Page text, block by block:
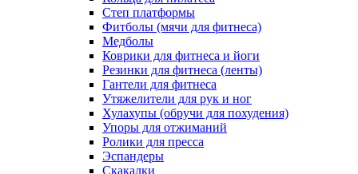
Степ платформы
Фитболы (мячи для фитнеса)
Медболы
Коврики для фитнеса и йоги
Резинки для фитнеса (ленты)
Гантели для фитнеса
Утяжелители для рук и ног
Хулахупы (обручи для похудения)
Упоры для отжиманий
Ролики для пресса
Эспандеры
Скакалки